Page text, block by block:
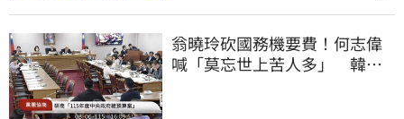
翁曉玲砍國務機要費！何志偉
喊「莫忘世上苦人多」 韓國